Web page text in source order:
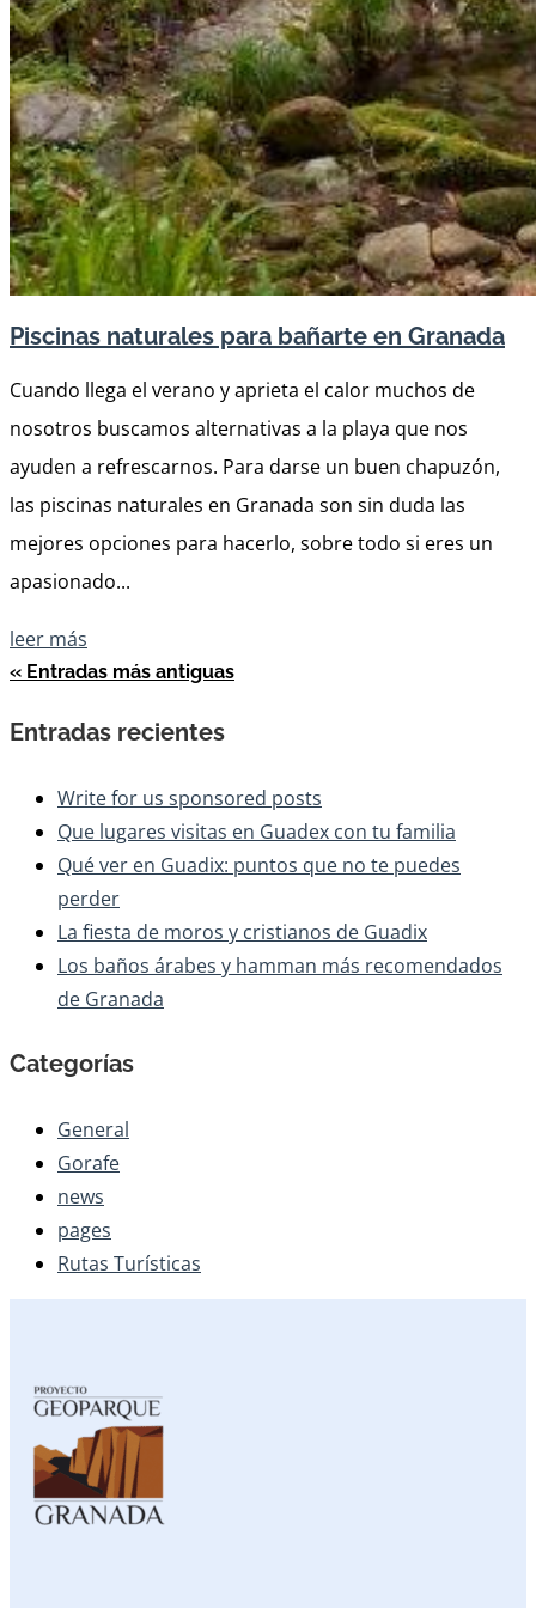
Piscinas naturales para bañarte en Granada
Cuando llega el verano y aprieta el calor muchos de
nosotros buscamos alternativas a la playa que nos
ayuden a refrescarnos. Para darse un buen chapuzón,
las piscinas naturales en Granada son sin duda las
mejores opciones para hacerlo, sobre todo si eres un
apasionado...
leer más
« Entradas más antiguas
Entradas recientes
Write for us sponsored posts
Que lugares visitas en Guadex con tu familia
Qué ver en Guadix: puntos que no te puedes
perder
La fiesta de moros y cristianos de Guadix
Los baños árabes y hamman más recomendados
de Granada
Categorías
General
Gorafe
news
pages
Rutas Turísticas